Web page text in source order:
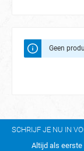
Geen
SCHRIJF JE NU IN
Altijd als eerste